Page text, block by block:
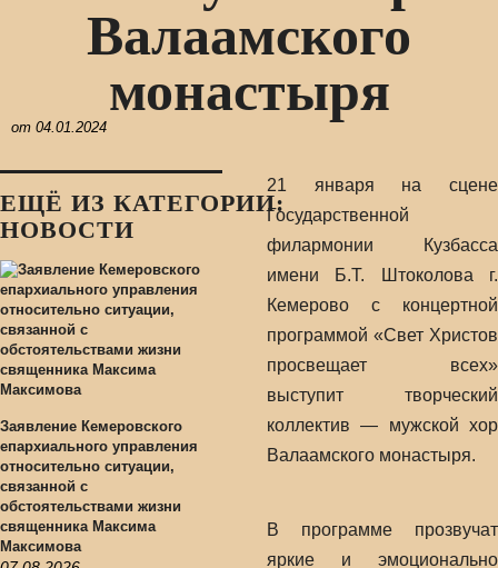
Валаамского
монастыря
от 04.01.2024
ЕЩЁ ИЗ КАТЕГОРИИ:
НОВОСТИ
Заявление Кемеровского
епархиального управления
относительно ситуации,
связанной с
обстоятельствами жизни
священника Максима
Максимова
21 января на сцене
Государственной
филармонии Кузбасса
имени Б.Т. Штоколова г.
Кемерово с концертной
программой «Свет Христов
просвещает всех»
выступит творческий
коллектив — мужской хор
Валаамского монастыря.
В программе прозвучат
яркие и эмоционально